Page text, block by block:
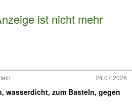
ist nicht mehr
24.07.2026
wasserdicht, zum Basteln, gegen